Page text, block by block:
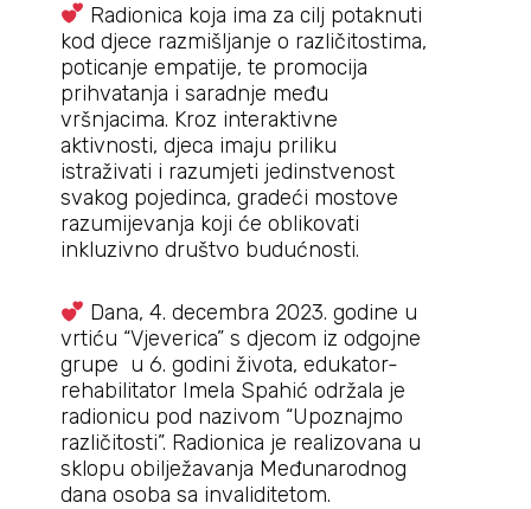
Radionica koja ima za cilj potaknuti
kod djece razmišljanje o različitostima,
poticanje empatije, te promocija
prihvatanja i saradnje među
vršnjacima. Kroz interaktivne
aktivnosti, djeca imaju priliku
istraživati i razumjeti jedinstvenost
svakog pojedinca, gradeći mostove
razumijevanja koji će oblikovati
inkluzivno društvo budućnosti.
Dana, 4. decembra 2023. godine u
vrtiću “Vjeverica” s djecom iz odgojne
grupe u 6. godini života, edukator-
rehabilitator Imela Spahić održala je
radionicu pod nazivom “Upoznajmo
različitosti”. Radionica je realizovana u
sklopu obilježavanja Međunarodnog
dana osoba sa invaliditetom.